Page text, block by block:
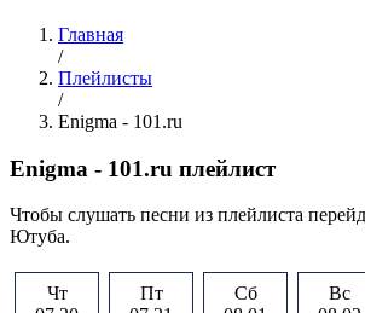
Главная
/
Плейлисты
/
Enigma - 101.ru
Enigma - 101.ru плейлист
Чтобы слушать песни из плейлиста
Ютуба.
Чт
Пт
Сб
Вс